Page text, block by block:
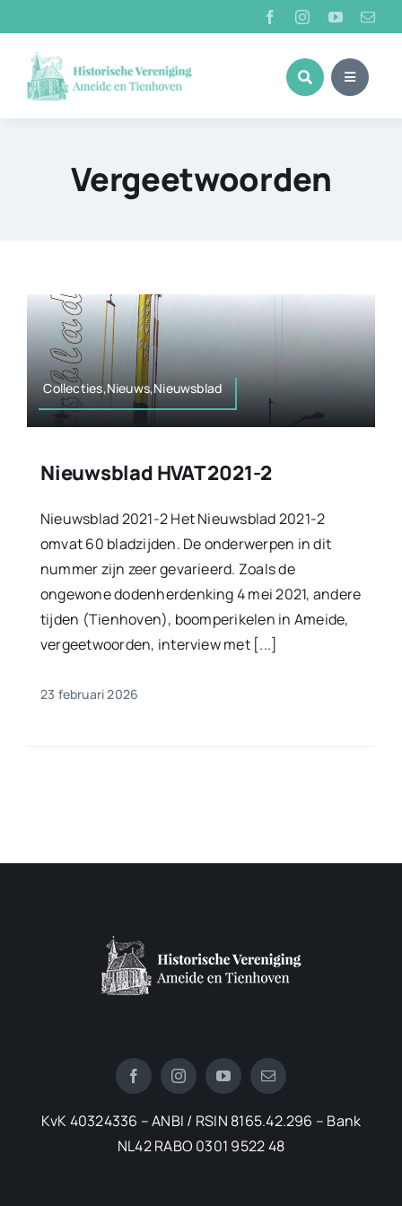
naar
inhoud
Vergeetwoorden
Collecties,Nieuws,Nieuwsblad
Nieuwsblad HVAT 2021-2
Nieuwsblad 2021-2 Het Nieuwsblad 2021-2
omvat 60 bladzijden. De onderwerpen in dit
nummer zijn zeer gevarieerd. Zoals de
ongewone dodenherdenking 4 mei 2021, andere
tijden (Tienhoven), boomperikelen in Ameide,
vergeetwoorden, interview met [...]
23 februari 2026
KvK 40324336 – ANBI / RSIN 8165.42.296 – Bank
NL42 RABO 0301 9522 48